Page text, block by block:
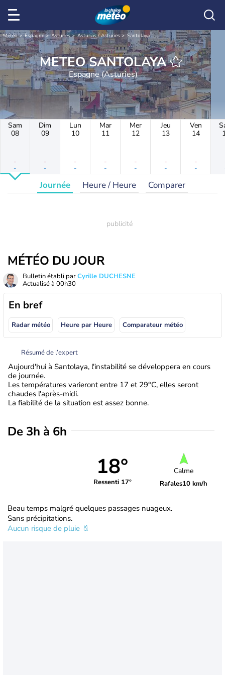
Météo Espagne Asturies Asturias / Asturies Santolaya
METEO SANTOLAYA
Espagne (Asturies)
Sam
08
-
-
Dim
09
-
-
Lun
10
-
-
Mar
11
-
-
Mer
12
-
-
Jeu
13
-
-
Ven
14
-
-
Journée Heure / Heure Comparer
MÉTÉO DU JOUR
Bulletin établi parCyrille DUCHESNE
Actualisé à 00h30
En bref
Radar météo Heure par Heure Comparateur météo
Résumé de l’expert
Aujourd'hui à Santolaya, l'instabilité se développera en cours
de journée.
Les températures varieront entre 17 et 29°C, elles seront
chaudes l'après-midi.
La fiabilité de la situation est assez bonne.
De 3h à 6h
18°
Ressenti 17°
Calme
Rafales10 km/h
Beau temps malgré quelques passages nuageux.
Sans précipitations.
Aucun risque de pluie